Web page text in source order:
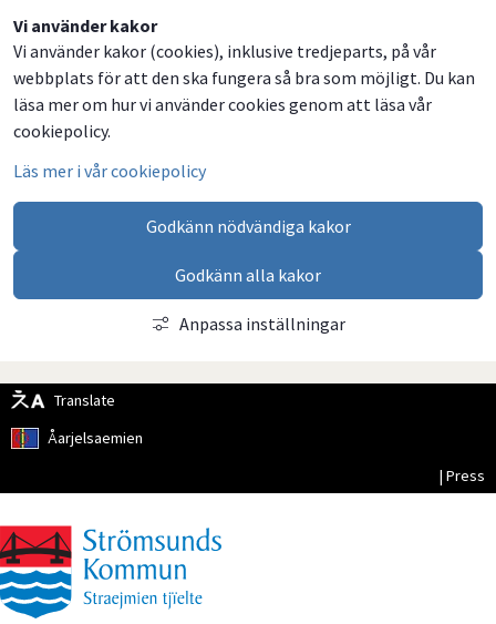
Vi använder kakor
Vi använder kakor (cookies), inklusive tredjeparts, på vår
webbplats för att den ska fungera så bra som möjligt. Du kan
läsa mer om hur vi använder cookies genom att läsa vår
cookiepolicy.
Läs mer i vår cookiepolicy
Godkänn nödvändiga kakor
Godkänn alla kakor
Anpassa inställningar
Translate
Åarjelsaemien
| Press
Dela
på
Facebook
Dela
på
Twitter
Dela
på
LinkedIn
Dela
via
email